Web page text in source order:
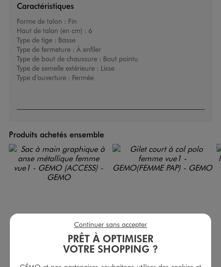
Caractéristiques
Forme de talon : Fin
Haut de talon (en cm) : 6
Type de tige : Basse
Type de fermeture : À enfiler
Type de bout de chaussure : Bout pointu
Type de semelle extérieure : Lisse
Type d’ouverture : Fermée
Produits achetés ensemble
PRÊT À OPTIMISER
VOTRE SHOPPING ?
Continuer sans accepter